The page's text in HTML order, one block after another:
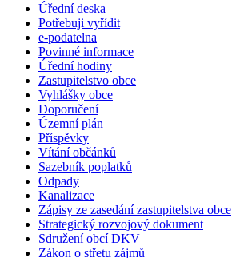
Úřední deska
Potřebuji vyřídit
e-podatelna
Povinné informace
Úřední hodiny
Zastupitelstvo obce
Vyhlášky obce
Doporučení
Územní plán
Příspěvky
Vítání občánků
Sazebník poplatků
Odpady
Kanalizace
Zápisy ze zasedání zastupitelstva obce
Strategický rozvojový dokument
Sdružení obcí DKV
Zákon o střetu zájmů